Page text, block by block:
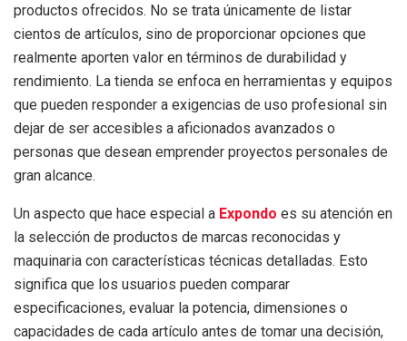
productos ofrecidos. No se trata únicamente de listar
cientos de artículos, sino de proporcionar opciones que
realmente aporten valor en términos de durabilidad y
rendimiento. La tienda se enfoca en herramientas y equipos
que pueden responder a exigencias de uso profesional sin
dejar de ser accesibles a aficionados avanzados o
personas que desean emprender proyectos personales de
gran alcance.
Un aspecto que hace especial a Expondo es su atención en
la selección de productos de marcas reconocidas y
maquinaria con características técnicas detalladas. Esto
significa que los usuarios pueden comparar
especificaciones, evaluar la potencia, dimensiones o
capacidades de cada artículo antes de tomar una decisión,